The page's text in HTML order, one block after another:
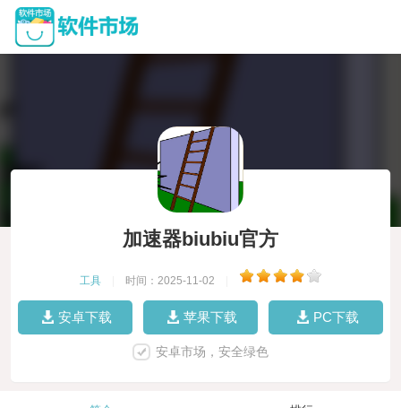
加速器biubiu官方
工具 时间：2025-11-02
安卓下载 苹果下载 PC下载
安卓市场，安全绿色